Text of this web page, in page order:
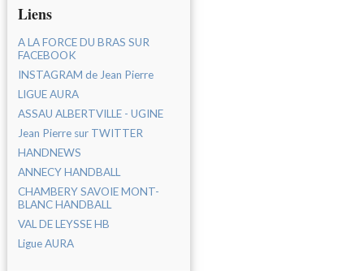
Liens
A LA FORCE DU BRAS SUR
FACEBOOK
INSTAGRAM de Jean Pierre
LIGUE AURA
ASSAU ALBERTVILLE - UGINE
Jean Pierre sur TWITTER
HANDNEWS
ANNECY HANDBALL
CHAMBERY SAVOIE MONT-
BLANC HANDBALL
VAL DE LEYSSE HB
Ligue AURA